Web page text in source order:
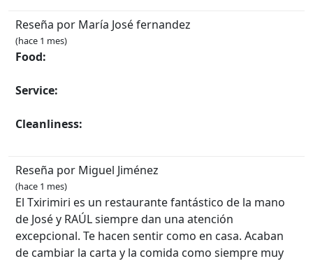
Reseña por María José fernandez
(hace 1 mes)
Food:
Service:
Cleanliness:
Reseña por Miguel Jiménez
(hace 1 mes)
El Txirimiri es un restaurante fantástico de la mano
de José y RAÚL siempre dan una atención
excepcional. Te hacen sentir como en casa. Acaban
de cambiar la carta y la comida como siempre muy